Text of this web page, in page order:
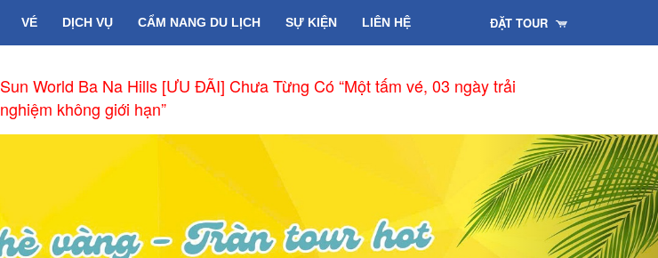
VÉ DỊCH VỤ CẨM NANG DU LỊCH SỰ KIỆN LIÊN HỆ ĐẶT TOUR
Chào Đón Đường Bay Thẳng Phnom Penh - Đà Nẵng từ 15/01/2026
Next